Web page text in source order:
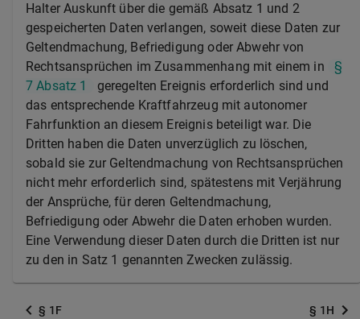
Halter Auskunft über die gemäß Absatz 1 und 2
gespeicherten Daten verlangen, soweit diese Daten zur
Geltendmachung, Befriedigung oder Abwehr von
Rechtsansprüchen im Zusammenhang mit einem in
§
7 Absatz 1
geregelten Ereignis erforderlich sind und
das entsprechende Kraftfahrzeug mit autonomer
Fahrfunktion an diesem Ereignis beteiligt war. Die
Dritten haben die Daten unverzüglich zu löschen,
sobald sie zur Geltendmachung von Rechtsansprüchen
nicht mehr erforderlich sind, spätestens mit Verjährung
der Ansprüche, für deren Geltendmachung,
Befriedigung oder Abwehr die Daten erhoben wurden.
Eine Verwendung dieser Daten durch die Dritten ist nur
zu den in Satz 1 genannten Zwecken zulässig.
§ 1F § 1H